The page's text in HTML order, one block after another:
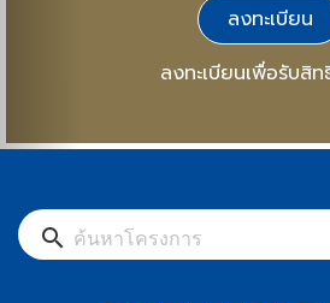
ลงทะเบียน
ลงทะเบียนเพื่อรับสิ
search